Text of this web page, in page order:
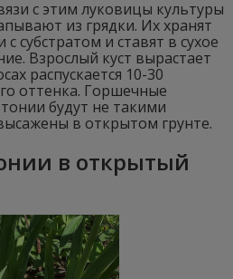
с этим луковицы культуры
из грядки. Их хранят
субстратом и ставят в сухое
Взрослый куст вырастает
распускается 10-30
оттенка. Горшечные
будут не такими
в открытом грунте.
в открытый